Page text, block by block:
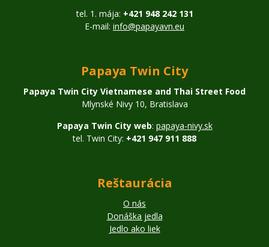
tel. 1. mája: +421 948 242 131
E-mail: info@papayavn.eu
Papaya Twin City
Papaya Twin City Vietnamese and Thai Street Food
Mlynské Nivy 10, Bratislava
Papaya Twin City web: papaya-nivy.sk
tel. Twin City: +421 947 911 888
Reštaurácia
O nás
Donáška jedla
Jedlo ako liek